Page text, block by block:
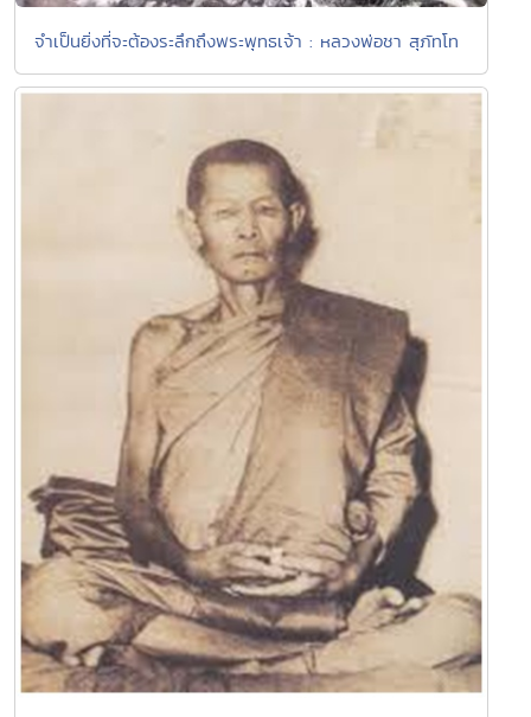
จำเป็นยิ่งที่จะต้องระลึกถึงพระพุทธเจ้า : หลวงพ่อชา สุภัทโท